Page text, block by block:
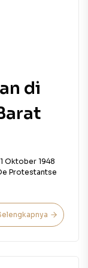
di
Oktober 1948
Protestantse